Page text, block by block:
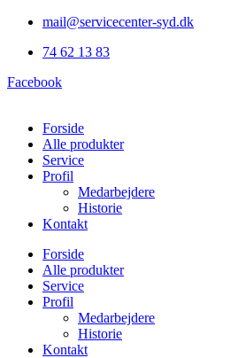
Videre
indhold
mail@servicecenter-syd.dk
74 62 13 83
Facebook
Forside
Alle produkter
Service
Profil
Medarbejdere
Historie
Kontakt
Forside
Alle produkter
Service
Profil
Medarbejdere
Historie
Kontakt